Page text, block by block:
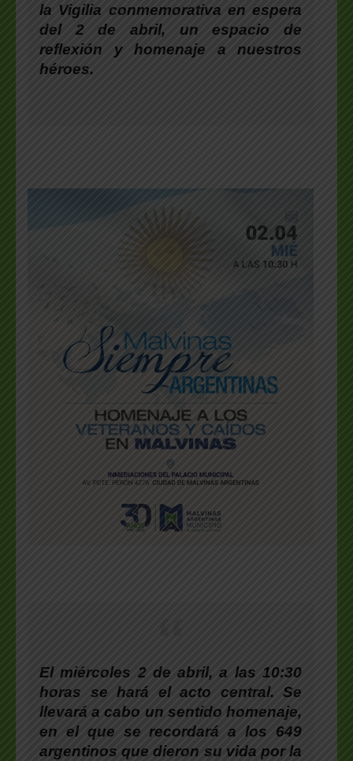
la Vigilia conmemorativa en espera
del 2 de abril, un espacio de
reflexión y homenaje a nuestros
héroes.
El miércoles 2 de abril, a las 10:30
horas se hará el acto central. Se
llevará a cabo un sentido homenaje,
en el que se recordará a los 649
argentinos que dieron su vida por la